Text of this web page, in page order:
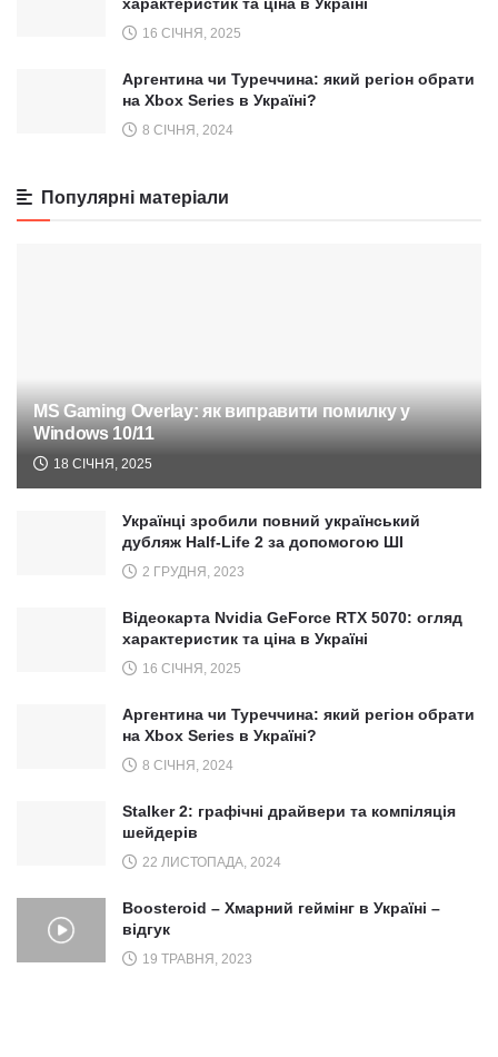
характеристик та ціна в Україні
16 СІЧНЯ, 2025
Аргентина чи Туреччина: який регіон обрати
на Xbox Series в Україні?
8 СІЧНЯ, 2024
Популярні матеріали
MS Gaming Overlay: як виправити помилку у
Windows 10/11
18 СІЧНЯ, 2025
Українці зробили повний український
дубляж Half-Life 2 за допомогою ШІ
2 ГРУДНЯ, 2023
Відеокарта Nvidia GeForce RTX 5070: огляд
характеристик та ціна в Україні
16 СІЧНЯ, 2025
Аргентина чи Туреччина: який регіон обрати
на Xbox Series в Україні?
8 СІЧНЯ, 2024
Stalker 2: графічні драйвери та компіляція
шейдерів
22 ЛИСТОПАДА, 2024
Boosteroid – Хмарний геймінг в Україні –
відгук
19 ТРАВНЯ, 2023